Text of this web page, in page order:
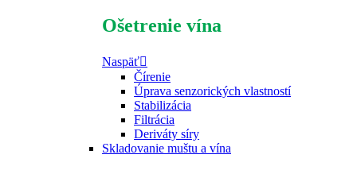
Ošetrenie vína
Naspäť
Čírenie
Úprava senzorických vlastností
Stabilizácia
Filtrácia
Deriváty síry
Skladovanie muštu a vína